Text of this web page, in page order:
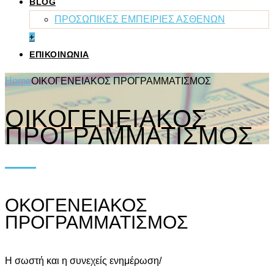
ΠΡΟΣΩΠΙΚΕΣ ΕΜΠΕΙΡΙΕΣ ΑΣΘΕΝΩΝ
+
ΕΠΙΚΟΙΝΩΝΙΑ
HomeΟΙΚΟΓΕΝΕΙΑΚΟΣ ΠΡΟΓΡΑΜΜΑΤΙΣΜΟΣ
ΟΙΚΟΓΕΝΕΙΑΚΟΣ
ΠΡΟΓΡΑΜΜΑΤΙΣΜΟΣ
ΟΚΟΓΕΝΕΙΑΚΟΣ
ΠΡΟΓΡΑΜΜΑΤΙΣΜΟΣ
Η σωστή και η συνεχείς ενημέρωση/